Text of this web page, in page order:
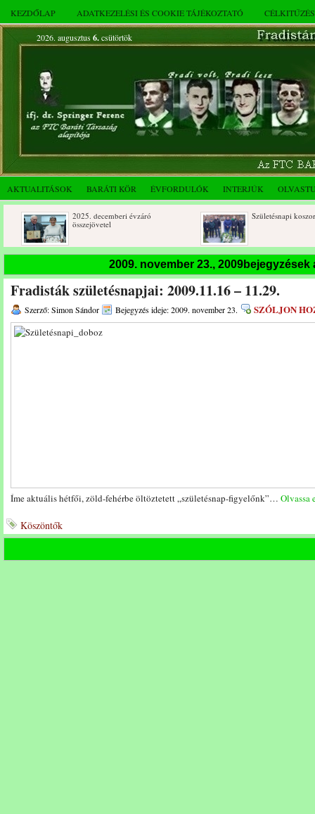
KEZDŐLAP ADATKEZELÉSI ÉS COOKIE TÁJÉKOZTATÓ
2026. augusztus 6.csütörtök
AKTUALITÁSOK BARÁTI KÖR ÉVFORDULÓK INTERJÚK
2025. decemberi évzáró
összejövetel
Születésnapi koszorúzások
2009. november 23., 2009bejegyzések
Fradisták születésnapjai: 2009.11.16 – 11.29.
Szerző: Simon Sándor Bejegyzés ideje: 2009. november 23. SZÓLJON
Íme aktuális hétfői, zöld-fehérbe öltöztetett „születésnap-figyelőnk”… Olvassa
Köszöntők